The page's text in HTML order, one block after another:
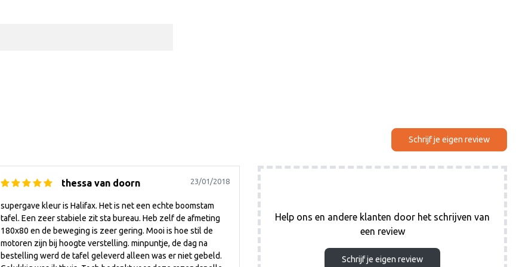
Schrijf je eigen review
thessa van doorn 23/01/2018
supergave kleur is Halifax. Het is net een echte boomstam
tafel. Een zeer stabiele zit sta bureau. Heb zelf de afmeting
180x80 en de beweging is zeer gering. Mooi is hoe stil de
motoren zijn bij hoogte verstelling. minpuntje, de dag na
bestelling werd de tafel geleverd alleen was er niet gebeld.
Help ons en andere klanten door het schrijven van
een review
Schrijf je eigen review